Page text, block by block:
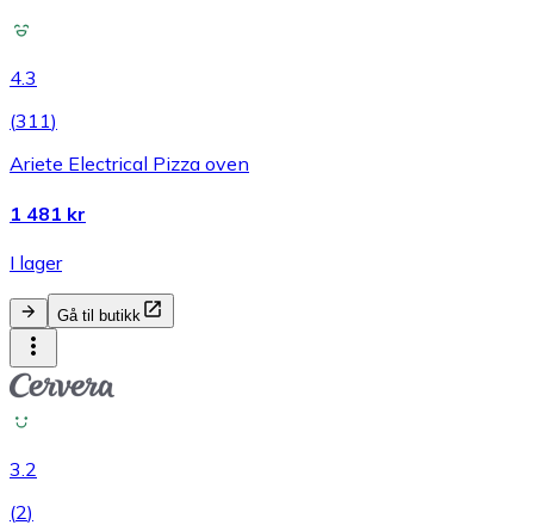
4.3
(311)
Ariete Electrical Pizza oven
1 481 kr
I lager
Gå til butikk
3.2
(2)